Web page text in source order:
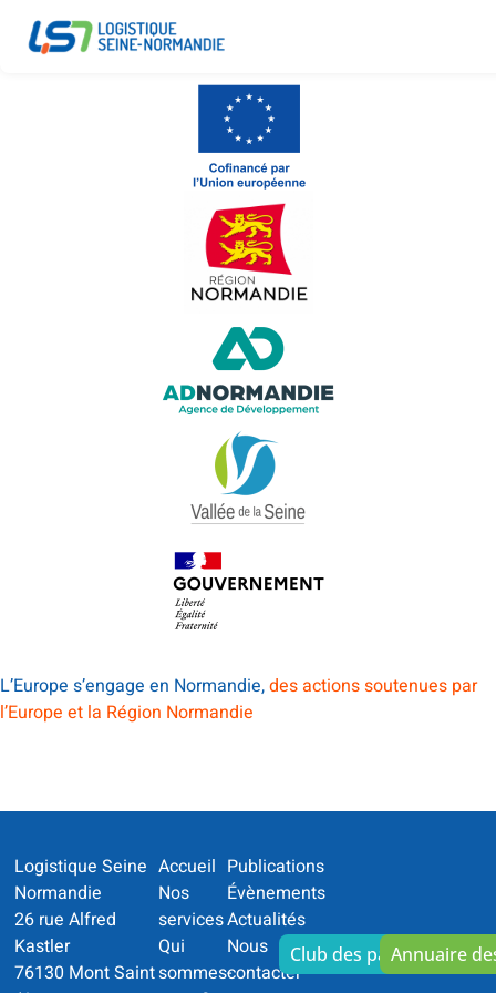
L’Europe s’engage en Normandie,des actions soutenues par
l’Europe et la Région Normandie
Logistique Seine
Normandie
26 rue Alfred
Kastler
76130 Mont Saint
Accueil
Nos
services
Qui
sommes-
Publications
Évènements
Actualités
Nous
contacter
Club des partenaires
Annuaire